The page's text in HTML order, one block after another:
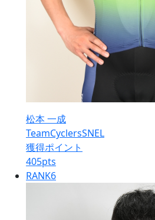
松本 一成
TeamCyclersSNEL
獲得ポイント
405pts
RANK6